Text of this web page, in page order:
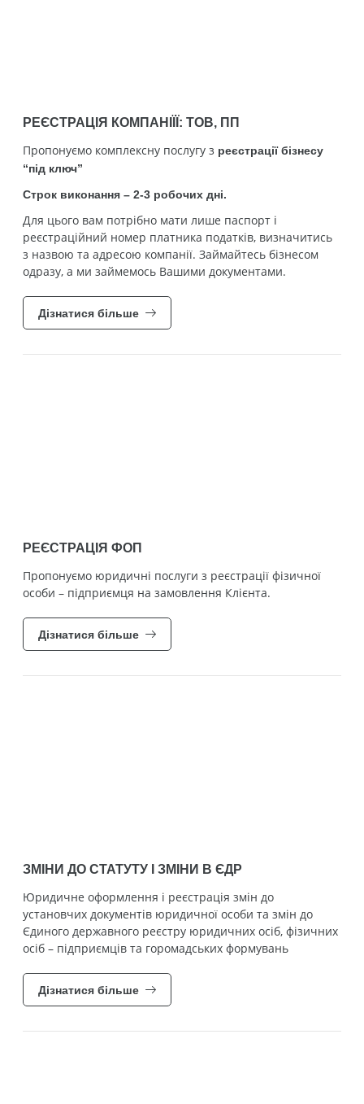
РЕЄСТРАЦІЯ КОМПАНІЇЇ: ТОВ, ПП
Пропонуємо комплексну послугу з реєстраціїбізнесу
“під ключ”
Строк виконання – 2-3 робочих дні.
Для цього вам потрібно мати лише паспорт і
реєстраційний номер платника податків, визначитись
з назвою та адресою компанії. Займайтесь бізнесом
одразу, а ми займемось Вашими документами.
Дізнатися більше
РЕЄСТРАЦІЯ ФОП
Пропонуємо юридичні послуги з реєстрації фізичної
особи – підприємця на замовлення Клієнта.
Дізнатися більше
ЗМІНИ ДО СТАТУТУ І ЗМІНИ В ЄДР
Юридичне оформлення і реєстрація змін до
установчих документів юридичної особи та змін до
Єдиного державного реєстру юридичних осіб, фізичних
осіб – підприємців та горомадських формувань
Дізнатися більше